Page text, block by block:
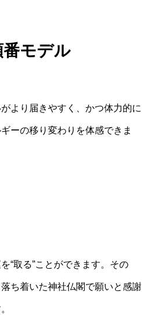
モデル
より届きやすく、かつ体力的に
ーの移り変わりを体感できま
“取る”ことができます。その
ち着いた神社仏閣で願いと感謝